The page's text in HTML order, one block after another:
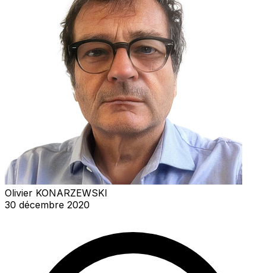
Olivier KONARZEWSKI
30 décembre 2020